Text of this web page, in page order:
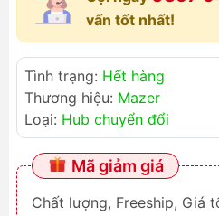
vấn tốt nhất!
Tình trạng: Hết hàng
Thương hiệu: Mazer
Loại: Hub chuyển đổi
Mã giảm giá
Chất lượng, Freeship, Giá